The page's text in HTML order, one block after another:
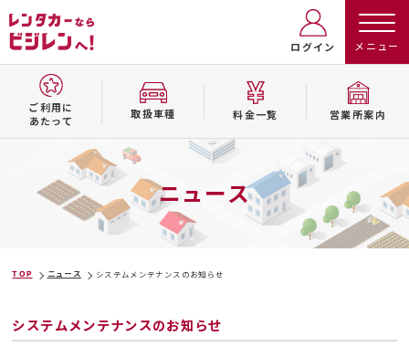
ログイン
ご利用に
あたって
取扱⾞種 料⾦⼀覧 営業所案内
ニュース
TOP ニュース システムメンテナンスのお知らせ
システムメンテナンスのお知らせ